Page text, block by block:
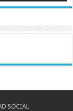
SOCIAL